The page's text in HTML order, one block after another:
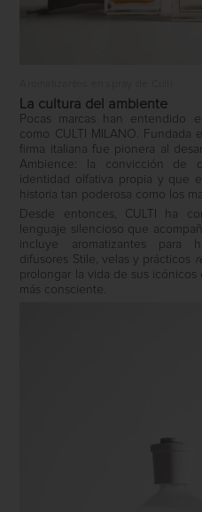
La cultura del ambiente
Pocas marcas han entendido
como CULTI MILANO. Fundada
firma italiana fue pionera al
Ambience: la convicción de
identidad olfativa propia y que
historia tan poderosa como los
Desde entonces, CULTI ha
lenguaje silencioso que
incluye aromatizantes para
difusores Stile, velas y prácticos
prolongar la vida de sus
más consciente.